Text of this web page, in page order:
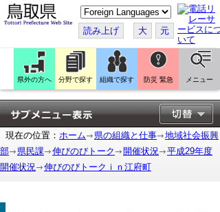
こ
の
ペ
ー
ジ
翻
訳
す
る
読み上げ 大 元
県外の方へ 分野で探す 組織で探す 防災 緊急 メニュー
現在の位置： ホーム 県の組織と仕事
地域社会振興
部
県民課 伸びのびトーク 開催状況
平成29年度
開催状況
伸びのびトークｉｎ江府町